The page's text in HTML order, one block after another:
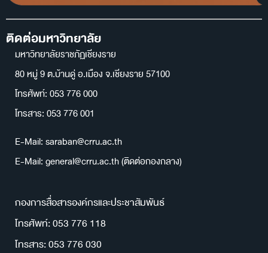
ติดต่อมหาวิทยาลัย
มหาวิทยาลัยราชภัฏเชียงราย
80 หมู่ 9 ต.บ้านดู่ อ.เมือง จ.เชียงราย 57100
โทรศัพท์: 053 776 000
โทรสาร: 053 776 001
E-Mail: saraban@crru.ac.th
E-Mail: general@crru.ac.th (ติดต่อกองกลาง)
กองการสื่อสารองค์กรและประชาสัมพันธ์
โทรศัพท์: 053 776 118
โทรสาร: 053 776 030